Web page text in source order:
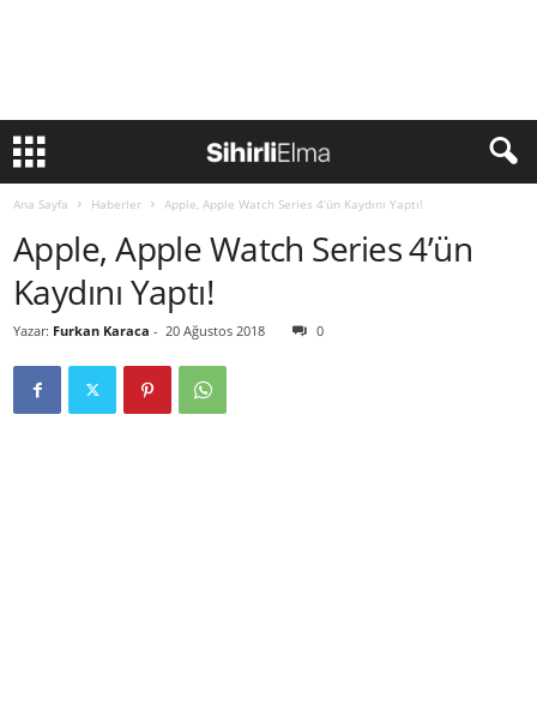
Ana Sayfa Haberler Apple, Apple Watch Series 4’ün Kaydını Yaptı!
Apple, Apple Watch Series 4’ün
Kaydını Yaptı!
Yazar: Furkan Karaca - 20 Ağustos 2018 0